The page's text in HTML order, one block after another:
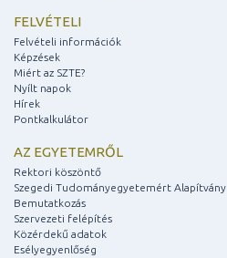
FELVÉTELI
Felvételi információk
Képzések
Miért az SZTE?
Nyílt napok
Hírek
Pontkalkulátor
AZ EGYETEMRŐL
Rektori köszöntő
Szegedi Tudományegyetemért Alapítvány
Bemutatkozás
Szervezeti felépítés
Közérdekű adatok
Esélyegyenlőség